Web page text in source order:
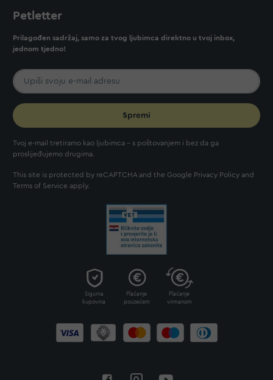
Petletter
Prilagođen sadržaj, samo za tvog ljubimca direktno u tvoj inbox,
jednom tjedno!
Spremi
Tvoj e-mail tretiramo kao ljubimca - s poštovanjem i bez da ga
proslijeđujemo drugima.
This site is protected by reCAPTCHA and the Google Privacy Policy and
Terms of Service apply.
Sigurna
kupovina
Plaćanje
pouzećem
Plaćanje
virmanom